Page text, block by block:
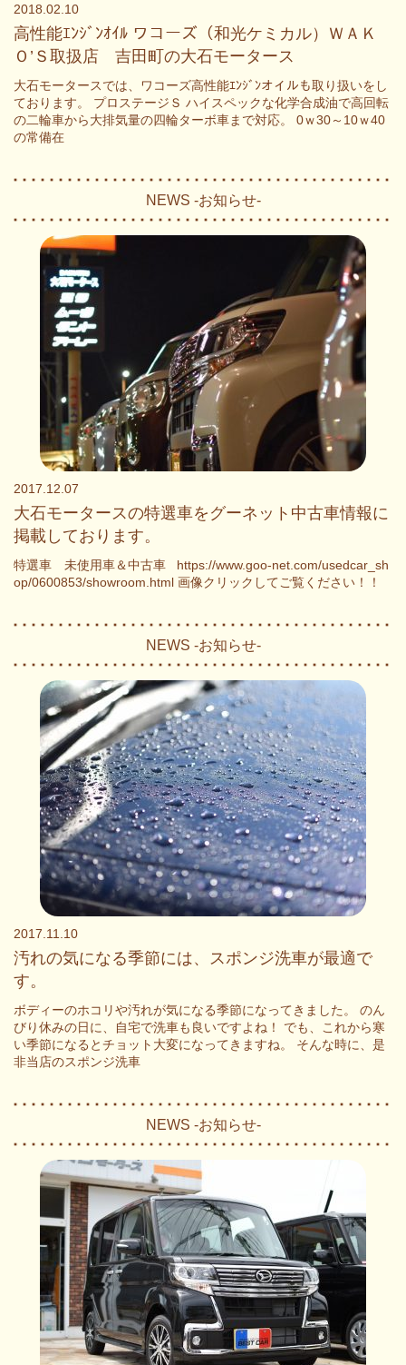
2018.02.10
高性能ｴﾝｼﾞﾝｵｲﾙ ワコーズ（和光ケミカル）ＷＡＫ
Ｏ’Ｓ取扱店 吉田町の大石モータース
大石モータースでは、ワコーズ高性能ｴﾝｼﾞﾝオイルも取り扱いをし
ております。 プロステージＳ ハイスペックな化学合成油で高回転
の二輪車から大排気量の四輪ターボ車まで対応。 0ｗ30～10ｗ40
の常備在
NEWS -お知らせ-
2017.12.07
大石モータースの特選車をグーネット中古車情報に
掲載しております。
特選車 未使用車＆中古車 https://www.goo-net.com/usedcar_sh
op/0600853/showroom.html 画像クリックしてご覧ください！！
NEWS -お知らせ-
2017.11.10
汚れの気になる季節には、スポンジ洗車が最適で
す。
ボディーのホコリや汚れが気になる季節になってきました。 のん
びり休みの日に、自宅で洗車も良いですよね！ でも、これから寒
い季節になるとチョット大変になってきますね。 そんな時に、是
非当店のスポンジ洗車
NEWS -お知らせ-